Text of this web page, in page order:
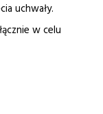
uchwały.
w celu